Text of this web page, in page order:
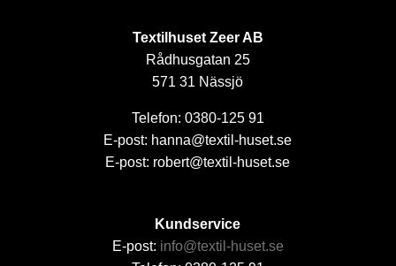
Textilhuset Zeer AB
Rådhusgatan 25
571 31 Nässjö
Telefon: 0380-125 91
E-post: hanna@textil-huset.se
E-post: robert@textil-huset.se
Kundservice
E-post: info@textil-huset.se